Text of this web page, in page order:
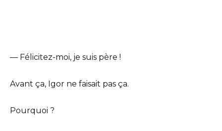
— Félicitez-moi, je suis père !
Avant ça, Igor ne faisait pas ça.
Pourquoi ?